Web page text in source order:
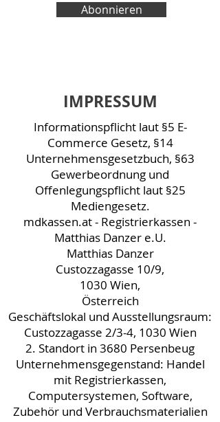
Abonnieren
IMPRESSUM
Informationspflicht laut §5 E-
Commerce Gesetz, §14
Unternehmensgesetzbuch, §63
Gewerbeordnung und
Offenlegungspflicht laut §25
Mediengesetz.
mdkassen.at - Registrierkassen -
Matthias Danzer e.U.
Matthias Danzer
Custozzagasse 10/9,
1030 Wien,
Österreich
Geschäftslokal und Ausstellungsraum:
Custozzagasse 2/3-4, 1030 Wien
2. Standort in 3680 Persenbeug
Unternehmensgegenstand: Handel
mit Registrierkassen,
Computersystemen, Software,
Zubehör und Verbrauchsmaterialien